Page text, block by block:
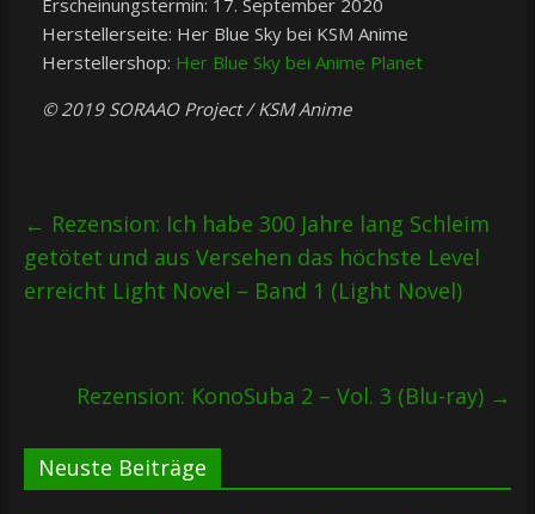
Erscheinungstermin: 17. September 2020
Herstellerseite: Her Blue Sky bei KSM Anime
Herstellershop: Her Blue Sky bei Anime Planet
© 2019 SORAAO Project / KSM Anime
← Rezension: Ich habe 300 Jahre lang Schleim
getötet und aus Versehen das höchste Level
erreicht Light Novel – Band 1 (Light Novel)
Rezension: KonoSuba 2 – Vol. 3 (Blu-ray) →
Neuste Beiträge